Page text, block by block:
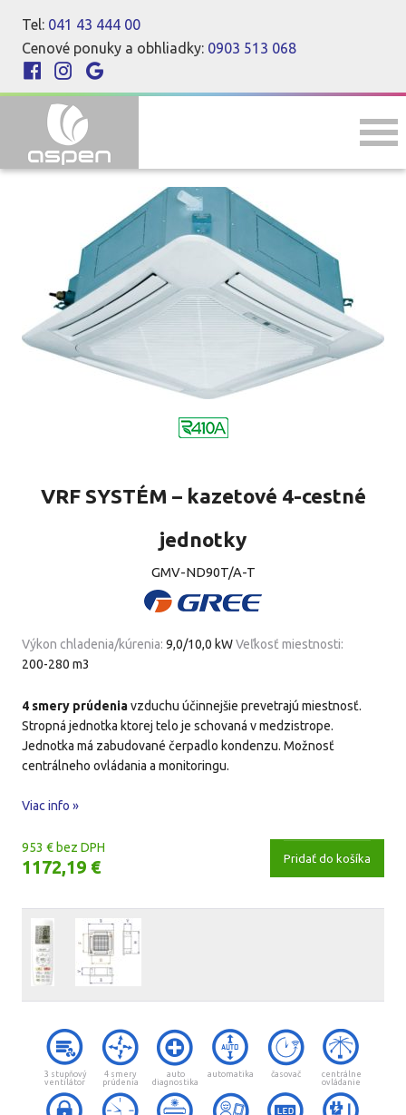
Tel: 041 43 444 00
Cenové ponuky a obhliadky: 0903 513 068
VRF SYSTÉM – kazetové 4-cestné
jednotky
GMV-ND90T/A-T
Výkon chladenia/kúrenia: 9,0/10,0 kWVeľkosť miestnosti:
200-280 m3
4 smery prúdeniavzduchu účinnejšie prevetrajú miestnosť.
Stropná jednotka ktorej telo je schovaná v medzistrope.
Jednotka má zabudované čerpadlo kondenzu. Možnosť
centrálneho ovládania a monitoringu.
Viac info »
953 € bez DPH
1172,19 € Pridať do košíka
3 stupňový
ventilátor
4 smery
prúdenia
auto
diagnostika
automatika časovač
centrálne
ovládanie